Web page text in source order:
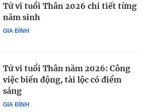
GIA ĐÌNH
Tử vi tuổi Thân 2026 chi tiết từng
năm sinh
GIA ĐÌNH
Tử vi tuổi Thân năm 2026: Công
việc biến động, tài lộc có điểm
sáng